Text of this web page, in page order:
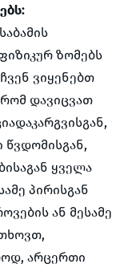
ზომებს
ვიყენებთ
დავიცვათ
წვდომისგან,
ყველა
პირისგან
ან მესამე
არცერთი